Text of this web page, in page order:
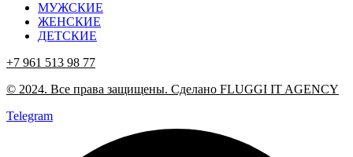
МУЖСКИЕ
ЖЕНСКИЕ
ДЕТСКИЕ
+7 961 513 98 77
© 2024. Все права защищены. Сделано FLUGGI IT AGENCY
Telegram